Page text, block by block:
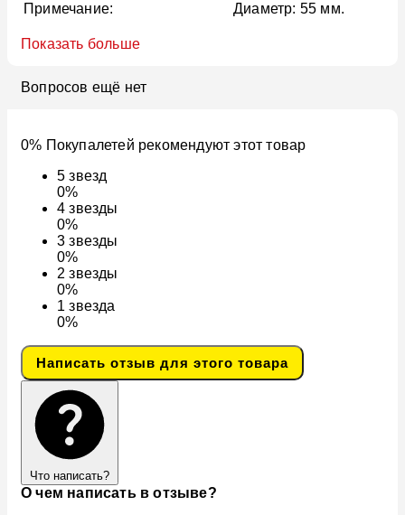
Примечание:
Диаметр: 55 мм.
Показать больше
Вопросов ещё нет
0% Покупалетей рекомендуют этот товар
5звезд
0%
4звезды
0%
3звезды
0%
2звезды
0%
1звезда
0%
Написать отзыв для этого товара
Что написать?
О чем написать в отзыве?